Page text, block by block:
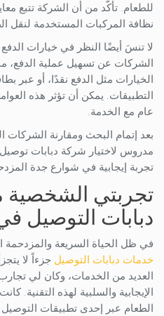
للطعام. تأكّد من أن الشركة تتبع
نظافة المركبات المستخدمة لنقل
لا تنسَ أيضًا النظر في خيارات
الشركات عن تسهيل عملية الدفع،
الخيارات مثل الدفع نقدًا، أو عبر
التطبيقات. يمكن أن تؤثر هذه
عام مع الخدمة.
بعد إتمام البحث ومقارنة الشركات
مدروس لاختيار شركة دبابات
تجربة إيجابية في شوارع جدة
تجربتي
دبابات التوصيل
في ظل الحياة السريعة
خدمات دبابات التوصيل جزءاً لا
العديد من الخدمات، وكان لي
الإيجابية والسلبية لهذه التقنية.
الطعام عبر إحدى تطبيقات